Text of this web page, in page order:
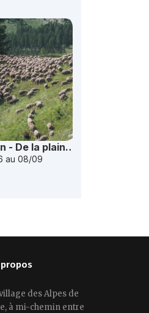
propos
des Alpes de
à mi-chemin entre